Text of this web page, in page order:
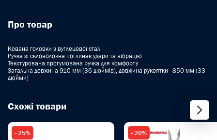
Про товар
Кована головки з вуглецевої сталі
Ручка зі скловолокна поглинає удари та вібрацію
Текстурована прогумована ручка для комфорту
Загальна довжина 910 мм (36 дюймів), довжина рукоятки - 850 мм (33
дюйми)
Схожі товари
- 25% - 20%